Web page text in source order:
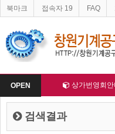
OPEN
북마크 접속자 19 FAQ
이버 등록완료 - 알림 한
Home 상가번영회안
검색결과